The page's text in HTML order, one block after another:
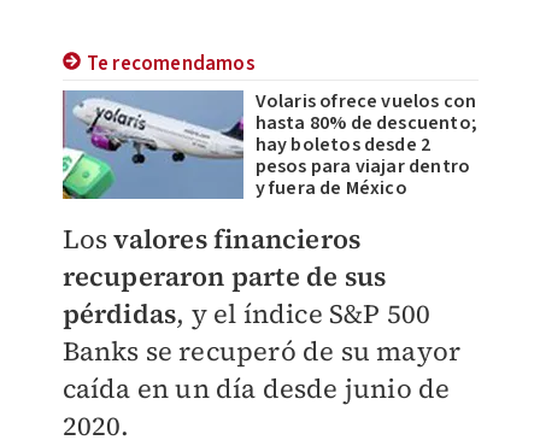
Te recomendamos
Volaris ofrece vuelos con
hasta 80% de descuento;
hay boletos desde 2
pesos para viajar dentro
y fuera de México
Losvalores financieros
recuperaron parte de sus
pérdidas, y el índice S&P 500
Banks se recuperó de su mayor
caída en un día desde junio de
2020.